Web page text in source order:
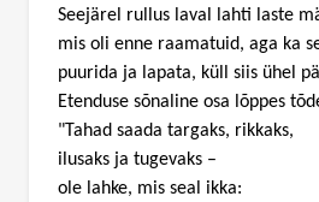
Seejärel rullus laval lahti laste
mis oli enne raamatuid, aga ka
puurida ja lapata, küll siis ühel
Etenduse sõnaline osa lõppes
"Tahad saada targaks, rikkaks,
ilusaks ja tugevaks –
ole lahke, mis seal ikka: